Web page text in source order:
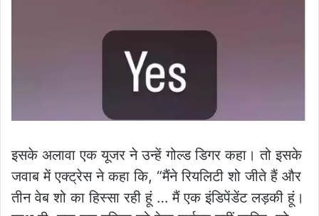
इसके अलावा एक यूजर ने उन्हें गोल्ड डिगर कहा। तो इसके
जवाब में एक्ट्रेस ने कहा कि, “मैंने रियलिटी शो जीते हैं और
तीन वेब शो का हिस्सा रही हूं … मैं एक इंडिपेंडेंट लड़की हूं।